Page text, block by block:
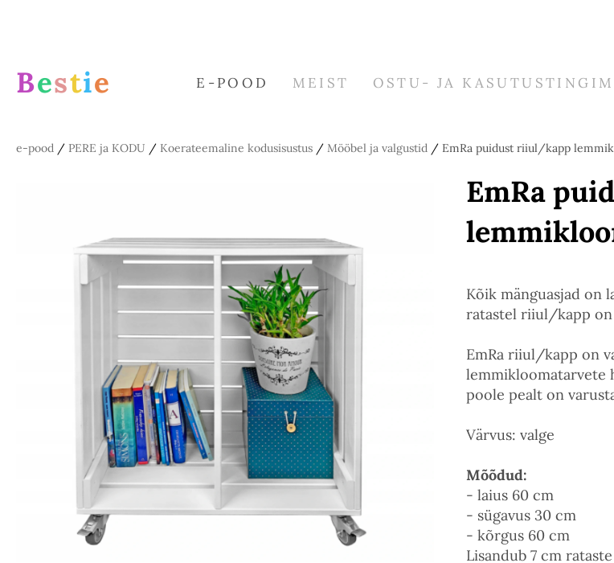
Bestie E-POOD MEIST OSTU- JA
e-pood / PERE ja KODU / Koerateemaline kodusisustus / Mööbel ja valgustid / EmRa puidust riiul/kapp
EmRa
Kõik mänguasjad on
ratastel riiul/kapp on
EmRa riiul/kapp on
lemmikloomatarvete
poole pealt on
Värvus: valge
Mõõdud:
- laius 60 cm
- sügavus 30 cm
- kõrgus 60 cm
Lisandub 7 cm